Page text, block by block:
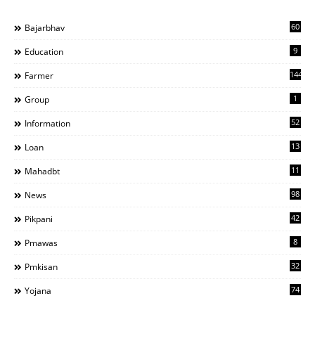
Bajarbhav 60
Education 9
Farmer 144
Group 1
Information 52
Loan 13
Mahadbt 11
News 98
Pikpani 42
Pmawas 8
Pmkisan 32
Yojana 74